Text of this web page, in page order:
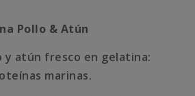
Pollo & Atún
y atún fresco en gelatina:
marinas.